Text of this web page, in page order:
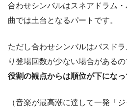
合わせシンバルはスネアドラム
曲では土台となるパートです。
ただし合わせシンバルはバスド
り登場回数が少ない場合があるの
役割の観点からは順位が下になっ
（音楽が最高潮に達して一発「